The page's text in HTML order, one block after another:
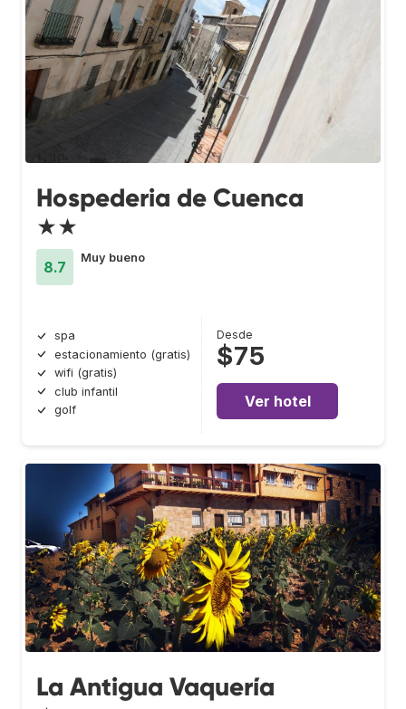
Hospederia de Cuenca
★★
8.7
Muy bueno
spa
estacionamiento (gratis)
wifi (gratis)
club infantil
golf
Desde
$75
Ver hotel
La Antigua Vaquería